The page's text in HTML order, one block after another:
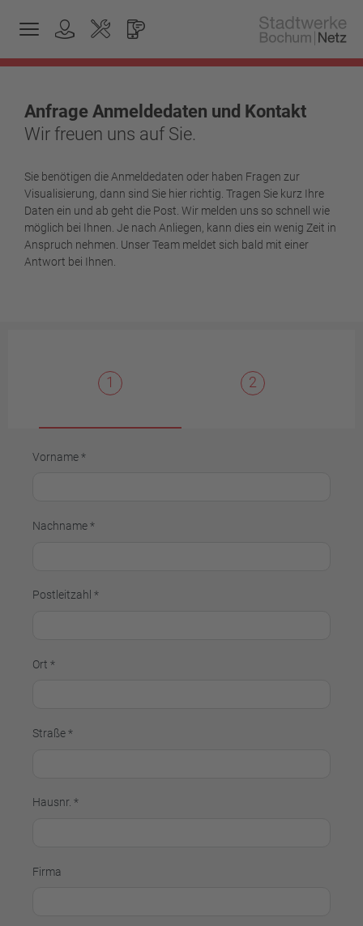
Anfrage Anmeldedaten und Kontakt
Wir freuen uns auf Sie.
Sie benötigen die Anmeldedaten oder haben Fragen zur
Visualisierung, dann sind Sie hier richtig. Tragen Sie kurz Ihre
Daten ein und ab geht die Post. Wir melden uns so schnell wie
möglich bei Ihnen. Je nach Anliegen, kann dies ein wenig Zeit in
Anspruch nehmen. Unser Team meldet sich bald mit einer
Antwort bei Ihnen.
1 2
Vorname *
Nachname *
Postleitzahl *
Ort *
Straße *
Hausnr. *
Firma